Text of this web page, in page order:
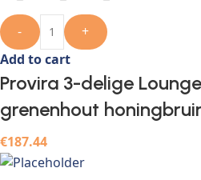
-
+
Add to cart
Provira 3-delige
grenenhout
€187.44